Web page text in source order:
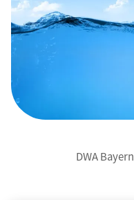
DWA Bayern